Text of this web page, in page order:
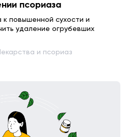
псориаза
к повышенной сухости и
удаление огрубевших
и псориаз